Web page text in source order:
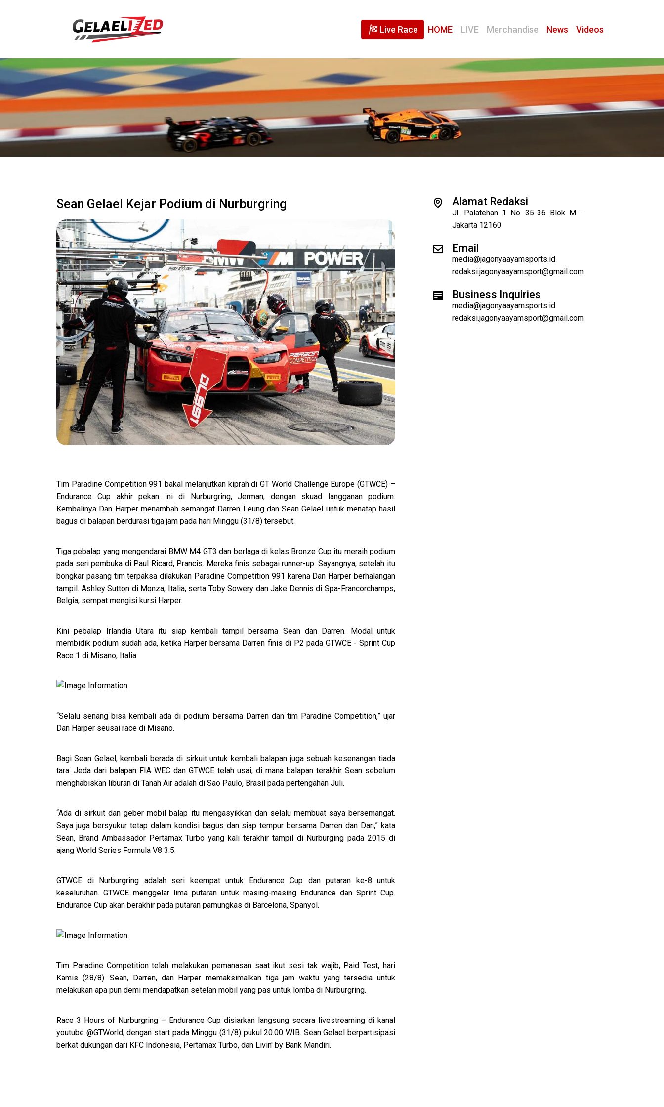
Live Race HOME LIVE Merchandise News Videos
Sean Gelael Kejar Podium di Nurburgring
Tim Paradine Competition 991 bakal melanjutkan kiprah di GT World Challenge Europe (GTWCE) –
Endurance Cup akhir pekan ini di Nurburgring, Jerman, dengan skuad langganan podium.
Kembalinya Dan Harper menambah semangat Darren Leung dan Sean Gelael untuk menatap hasil
bagus di balapan berdurasi tiga jam pada hari Minggu (31/8) tersebut.
Tiga pebalap yang mengendarai BMW M4 GT3 dan berlaga di kelas Bronze Cup itu meraih podium
pada seri pembuka di Paul Ricard, Prancis. Mereka finis sebagai runner-up. Sayangnya, setelah itu
bongkar pasang tim terpaksa dilakukan Paradine Competition 991 karena Dan Harper berhalangan
tampil. Ashley Sutton di Monza, Italia, serta Toby Sowery dan Jake Dennis di Spa-Francorchamps,
Belgia, sempat mengisi kursi Harper.
Kini pebalap Irlandia Utara itu siap kembali tampil bersama Sean dan Darren. Modal untuk
membidik podium sudah ada, ketika Harper bersama Darren finis di P2 pada GTWCE - Sprint Cup
Race 1 di Misano, Italia.
“Selalu senang bisa kembali ada di podium bersama Darren dan tim Paradine Competition,” ujar
Dan Harper seusai race di Misano.
Bagi Sean Gelael, kembali berada di sirkuit untuk kembali balapan juga sebuah kesenangan tiada
tara. Jeda dari balapan FIA WEC dan GTWCE telah usai, di mana balapan terakhir Sean sebelum
menghabiskan liburan di Tanah Air adalah di Sao Paulo, Brasil pada pertengahan Juli.
“Ada di sirkuit dan geber mobil balap itu mengasyikkan dan selalu membuat saya bersemangat.
Saya juga bersyukur tetap dalam kondisi bagus dan siap tempur bersama Darren dan Dan,” kata
Sean, Brand Ambassador Pertamax Turbo yang kali terakhir tampil di Nurburging pada 2015 di
ajang World Series Formula V8 3.5.
GTWCE di Nurburgring adalah seri keempat untuk Endurance Cup dan putaran ke-8 untuk
keseluruhan. GTWCE menggelar lima putaran untuk masing-masing Endurance dan Sprint Cup.
Endurance Cup akan berakhir pada putaran pamungkas di Barcelona, Spanyol.
Tim Paradine Competition telah melakukan pemanasan saat ikut sesi tak wajib, Paid Test, hari
Kamis (28/8). Sean, Darren, dan Harper memaksimalkan tiga jam waktu yang tersedia untuk
melakukan apa pun demi mendapatkan setelan mobil yang pas untuk lomba di Nurburgring.
Race 3 Hours of Nurburgring – Endurance Cup disiarkan langsung secara livestreaming di kanal
youtube @GTWorld, dengan start pada Minggu (31/8) pukul 20.00 WIB. Sean Gelael berpartisipasi
berkat dukungan dari KFC Indonesia, Pertamax Turbo, dan Livin' by Bank Mandiri.
Alamat Redaksi
Jl. Palatehan 1 No. 35-36 Blok M -
Jakarta 12160
Email
media@jagonyaayamsports.id
redaksi.jagonyaayamsport@gmail.com
Business Inquiries
media@jagonyaayamsports.id
redaksi.jagonyaayamsport@gmail.com